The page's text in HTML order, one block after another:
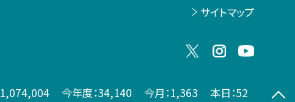
サイトマップ
1,074,004 今年度：34,140 今月：1,363 本日：52